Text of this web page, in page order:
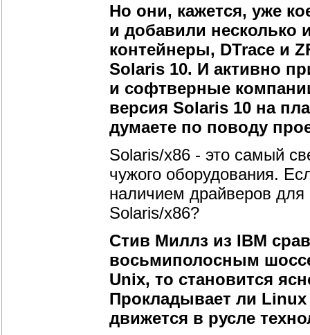
Но они, кажется, уже
и добавили несколько
контейнеры, DTrace и
Solaris 10. И активно
и софтверные
версия Solaris 10 на
думаете по поводу
Solaris/x86 - это самый
чужого оборудования.
наличием драйверов для
Solaris/x86?
Стив Миллз из IBM
восьмиполосным
Unix, то становится
Прокладывает ли
движется в русле